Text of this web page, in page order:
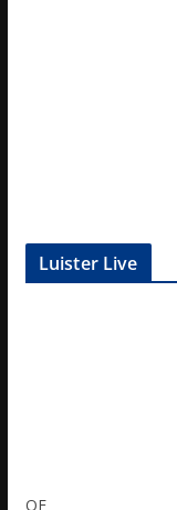
Luister Live
OF